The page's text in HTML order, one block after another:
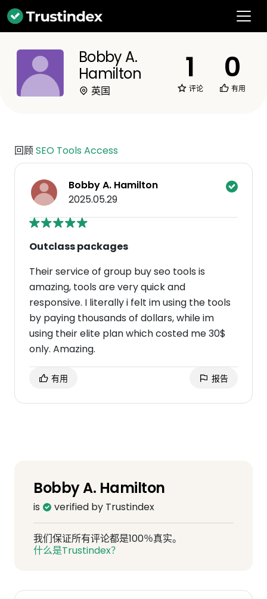
Bobby A.
Hamilton
英国
1
评论
0
有用
回顾SEO Tools Access
Bobby A. Hamilton
2025.05.29
Outclass packages
Their service of group buy seo tools is
amazing, tools are very quick and
responsive. I literally i felt im using the tools
by paying thousands of dollars, while im
using their elite plan which costed me 30$
only. Amazing.
有用 报告
Bobby A. Hamilton
is verified by Trustindex
我们保证所有评论都是100％真实。
什么是Trustindex？